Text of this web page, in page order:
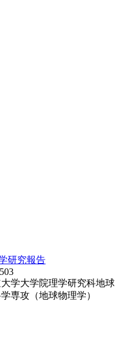
研究報告
学大学院理学研究科地球
専攻（地球物理学）